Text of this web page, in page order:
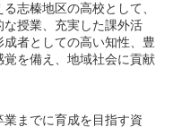
志榛地区の高校として、
授業、充実した課外活
者としての高い知性、豊
を備え、地域社会に貢献
までに育成を目指す資